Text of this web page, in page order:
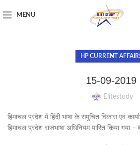
MENU
HP CURRENT
15-09-2019
Elitestudy
हिमाचल प्रदेश में हिंदी भाषा के समुचित विकास एवं
हिमाचल प्रदेश राजभाषा अधिनियम पारित किया गया –